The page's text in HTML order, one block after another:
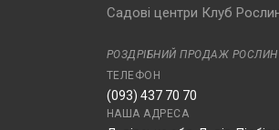
Садові центри Клуб
РОЗДРІБНИЙ ПРОДАЖ РОСЛИН
ТЕЛЕФОН
(093) 437 70 70
НАША АДРЕСА